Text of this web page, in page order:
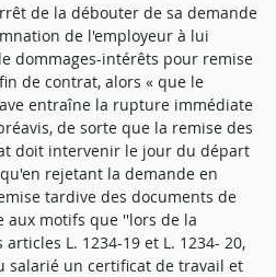
de la débouter de sa demande
de l'employeur à lui
dommages-intérêts pour remise
de contrat, alors « que le
entraîne la rupture immédiate
de sorte que la remise des
doit intervenir le jour du départ
rejetant la demande en
tardive des documents de
aux motifs que ''lors de la
L. 1234-19 et L. 1234- 20,
salarié un certificat de travail et